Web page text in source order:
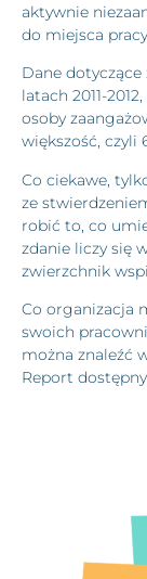
aktywnie
do miejsca
Dane
latach 2011-
osoby
większość, czyli
Co ciekawe,
ze
robić to, co
zdanie liczy się
zwierzchnik
Co organizacja
swoich
można znaleźć
Report